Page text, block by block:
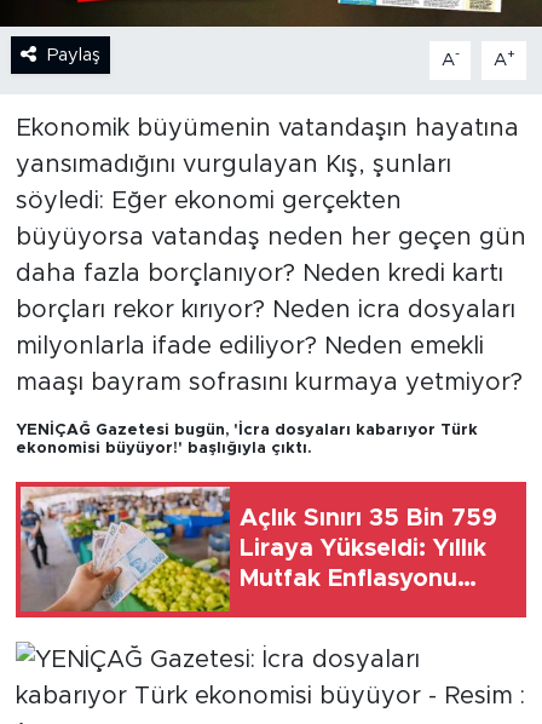
Paylaş A- A+
Ekonomik büyümenin vatandaşın hayatına
yansımadığını vurgulayan Kış, şunları
söyledi: Eğer ekonomi gerçekten
büyüyorsa vatandaş neden her geçen gün
daha fazla borçlanıyor? Neden kredi kartı
borçları rekor kırıyor? Neden icra dosyaları
milyonlarla ifade ediliyor? Neden emekli
maaşı bayram sofrasını kurmaya yetmiyor?
YENİÇAĞ Gazetesi bugün, 'İcra dosyaları kabarıyor Türk
ekonomisi büyüyor!' başlığıyla çıktı.
Açlık Sınırı 35 Bin 759
Liraya Yükseldi: Yıllık
Mutfak Enflasyonu
Sınırı İse....
YAZARLAR
POLİTİKA
EKONOMİ
SPOR
KÜLTÜR SANAT
TARİH
KADIN
SAĞLIK
SİYASET